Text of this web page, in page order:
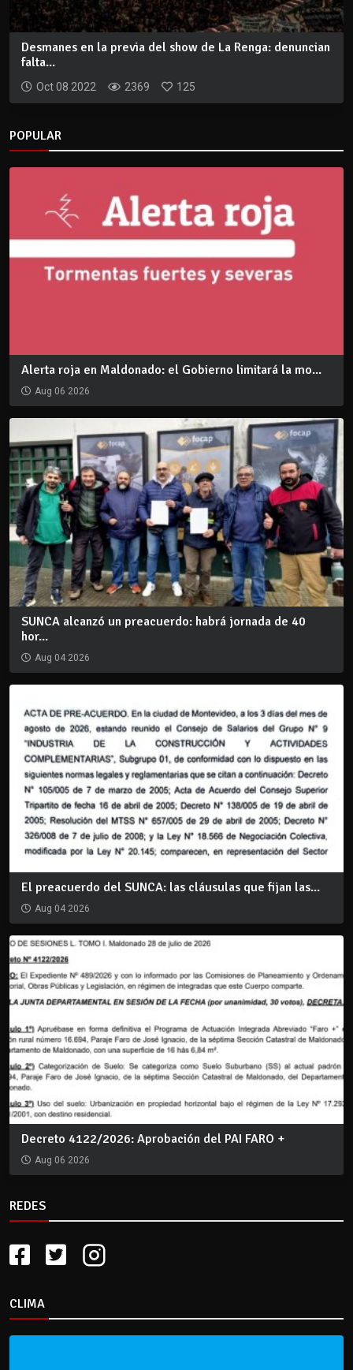
Desmanes en la previa del show de La Renga: denuncian
falta...
Oct 08 2022 2369 125
POPULAR
Alerta roja en Maldonado: el Gobierno limitará la mo...
Aug 06 2026
SUNCA alcanzó un preacuerdo: habrá jornada de 40
hor...
Aug 04 2026
El preacuerdo del SUNCA: las cláusulas que fijan las...
Aug 04 2026
Decreto 4122/2026: Aprobación del PAI FARO +
Aug 06 2026
REDES
CLIMA